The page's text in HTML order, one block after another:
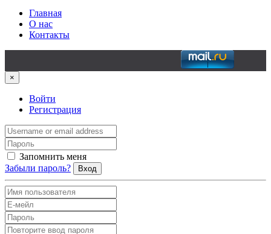
Главная
О нас
Контакты
×
Войти
Регистрация
Запомнить меня
Забыли пароль?
Вход